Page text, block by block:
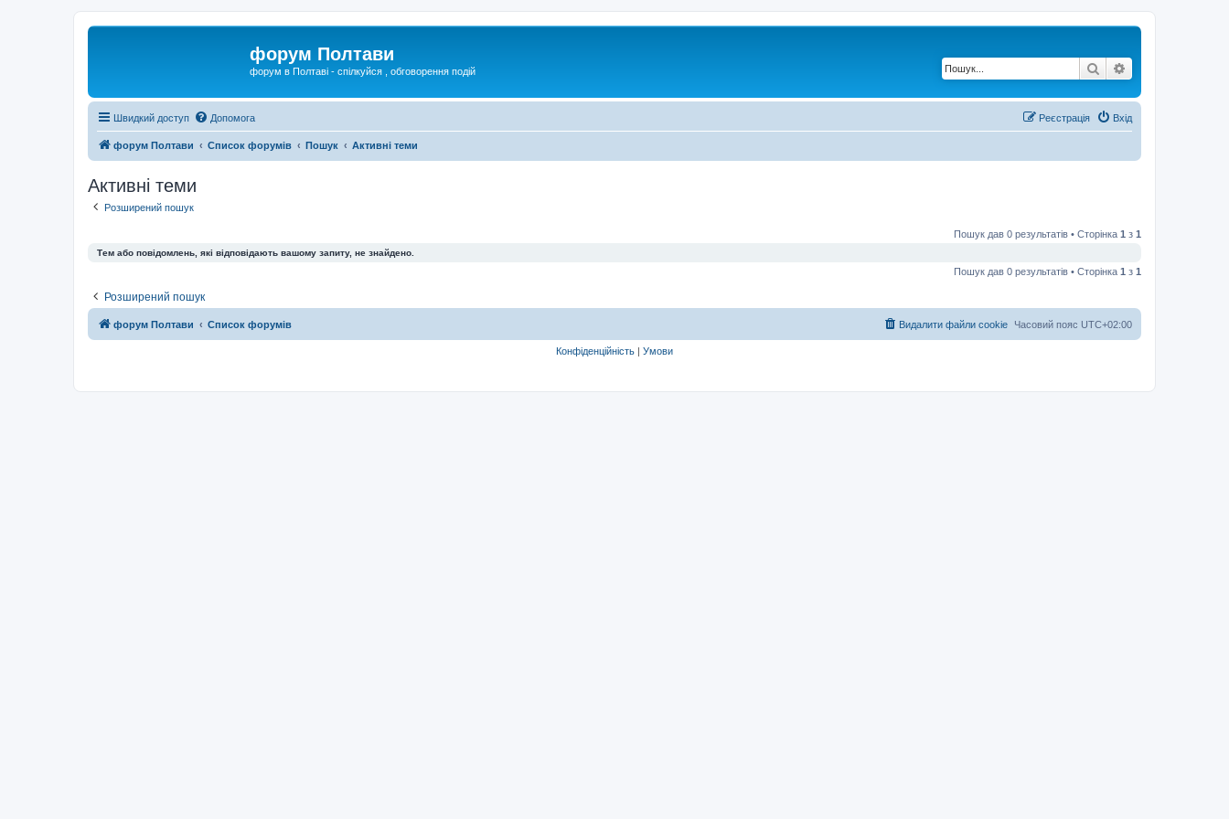
форум Полтави
форум в Полтаві - спілкуйся , обговорення подій Пошук
Швидкий доступ Допомога Вхід
Реєстрація
форум Полтави Список форумів Пошук Активні теми
Активні теми
Розширений пошук
Пошук дав 0 результатів • Сторінка 1 з 1
Тем або повідомлень, які відповідають вашому запиту, не знайдено.
Пошук дав 0 результатів • Сторінка 1 з 1
Розширений пошук
форум Полтави Список форумів Часовий пояс UTC+02:00
Видалити файли cookie
Конфіденційність | Умови